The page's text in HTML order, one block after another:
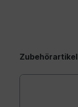
Zubehörartikel